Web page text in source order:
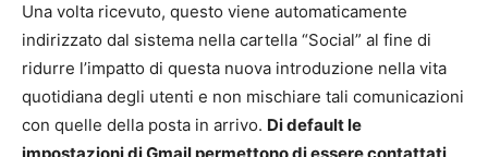
Una volta ricevuto, questo viene automaticamente
indirizzato dal sistema nella cartella “Social” al fine di
ridurre l’impatto di questa nuova introduzione nella vita
quotidiana degli utenti e non mischiare tali comunicazioni
con quelle della posta in arrivo. Di default le